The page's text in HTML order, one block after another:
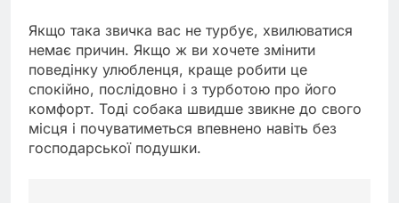
Якщо така звичка вас не турбує, хвилюватися
немає причин. Якщо ж ви хочете змінити
поведінку улюбленця, краще робити це
спокійно, послідовно і з турботою про його
комфорт. Тоді собака швидше звикне до свого
місця і почуватиметься впевнено навіть без
господарської подушки.